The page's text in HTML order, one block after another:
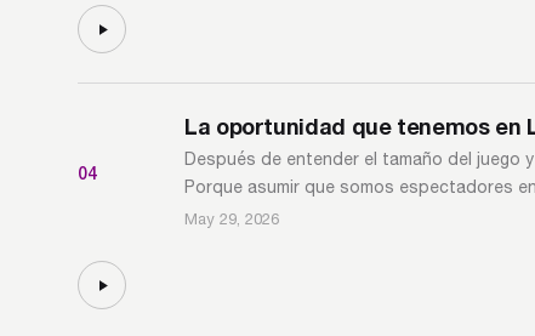
04
La oportunidad que tenemos en
Después de entender el tamaño del juego
Porque asumir que somos espectadores
May 29, 2026